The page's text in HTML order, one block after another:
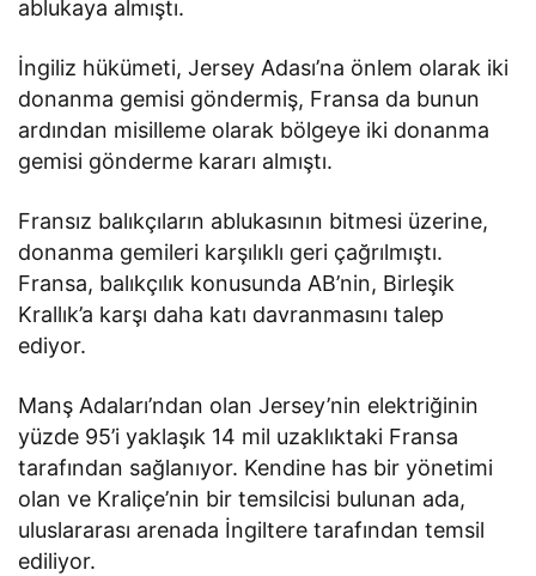
ablukaya almıştı.
İngiliz hükümeti, Jersey Adası’na önlem olarak iki
donanma gemisi göndermiş, Fransa da bunun
ardından misilleme olarak bölgeye iki donanma
gemisi gönderme kararı almıştı.
Fransız balıkçıların ablukasının bitmesi üzerine,
donanma gemileri karşılıklı geri çağrılmıştı.
Fransa, balıkçılık konusunda AB’nin, Birleşik
Krallık’a karşı daha katı davranmasını talep
ediyor.
Manş Adaları’ndan olan Jersey’nin elektriğinin
yüzde 95’i yaklaşık 14 mil uzaklıktaki Fransa
tarafından sağlanıyor. Kendine has bir yönetimi
olan ve Kraliçe’nin bir temsilcisi bulunan ada,
uluslararası arenada İngiltere tarafından temsil
ediliyor.